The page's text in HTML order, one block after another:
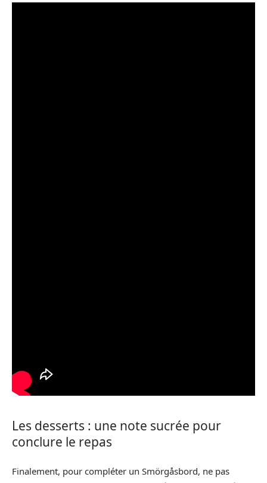
Les desserts : une note sucrée pour
conclure le repas
Finalement, pour compléter un Smörgåsbord, ne pas